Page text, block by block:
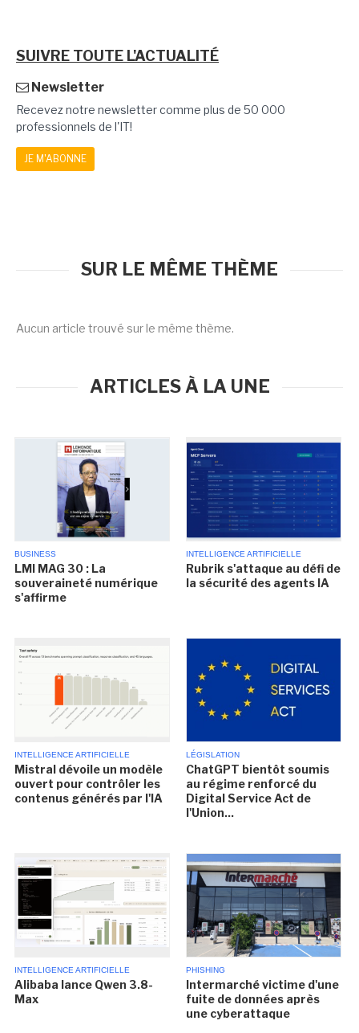
SUIVRE TOUTE L'ACTUALITÉ
Newsletter
Recevez notre newsletter comme plus de 50 000
professionnels de l'IT!
JE M'ABONNE
SUR LE MÊME THÈME
Aucun article trouvé sur le même thème.
ARTICLES À LA UNE
BUSINESS
LMI MAG 30 : La
souveraineté numérique
s'affirme
INTELLIGENCE ARTIFICIELLE
Rubrik s'attaque au défi de
la sécurité des agents IA
INTELLIGENCE ARTIFICIELLE
Mistral dévoile un modèle
ouvert pour contrôler les
contenus générés par l'IA
LÉGISLATION
ChatGPT bientôt soumis
au régime renforcé du
Digital Service Act de
l'Union...
INTELLIGENCE ARTIFICIELLE
Alibaba lance Qwen 3.8-
Max
PHISHING
Intermarché victime d'une
fuite de données après
une cyberattaque